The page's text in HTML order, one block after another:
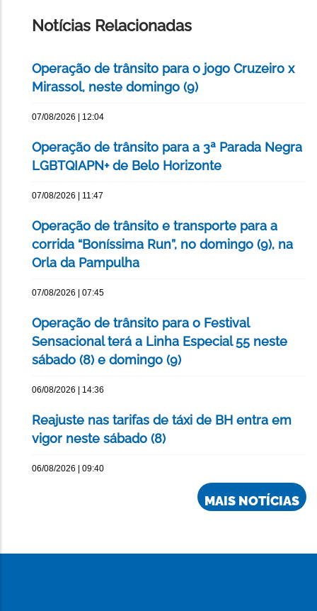
Notícias Relacionadas
Operação de trânsito para o jogo Cruzeiro x
Mirassol, neste domingo (9)
07/08/2026 | 12:04
Operação de trânsito para a 3ª Parada Negra
LGBTQIAPN+ de Belo Horizonte
07/08/2026 | 11:47
Operação de trânsito e transporte para a
corrida “Boníssima Run”, no domingo (9), na
Orla da Pampulha
07/08/2026 | 07:45
Operação de trânsito para o Festival
Sensacional terá a Linha Especial 55 neste
sábado (8) e domingo (9)
06/08/2026 | 14:36
Reajuste nas tarifas de táxi de BH entra em
vigor neste sábado (8)
06/08/2026 | 09:40
MAIS NOTÍCIAS